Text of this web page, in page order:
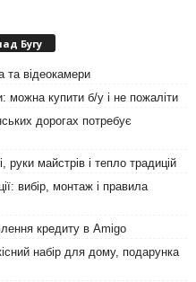
Бугу
та відеокамери
можна купити б/у і не пожаліти
дорогах потребує
майстрів і тепло традицій
вибір, монтаж і правила
кредиту в Amigo
набір для дому, подарунка